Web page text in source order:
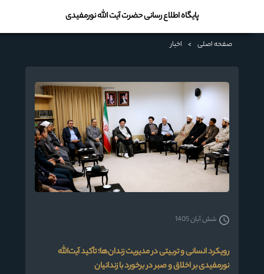
پایگاه اطلاع رسانی حضرت آیت الله نورمفیدی
صفحه اصلی > اخبار
رویکرد انسانی و تربیتی در مدیریت زندان‌ها؛ تأکید آیت‌الله
نورمفیدی بر اخلاق و صبر در برخورد با زندانیان
شش آبان 1405